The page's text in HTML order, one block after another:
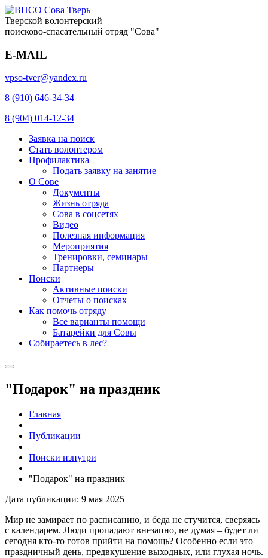
Тверской волонтерский
поисково-спасательный отряд "Сова"
E-MAIL
vpso-tver@yandex.ru
8 (910) 646-34-34
8 (904) 014-12-34
Заявка на поиск
Стать волонтером
Профилактика
Подать заявку на занятие
О Сове
Документы
Жизнь отряда
Сова в соцсетях
Видео
Полезная информация
Мероприятия
Тренировки, семинары
Партнеры
Поиски
Активные поиски
Отчеты о поисках
Как помочь отряду
Все варианты помощи
Батарейки для Совы
Собираетесь в лес?
"Подарок" на праздник
Главная
Публикации
Поиски изнутри
"Подарок" на праздник
Дата публикации: 9 мая 2025
Мир не замирает по расписанию, и беда не стучится, сверяясь
с календарем. Люди пропадают внезапно, не думая – будет ли
сегодня кто-то готов прийти на помощь? Особенно если это
праздничный день, предвкушение выходных, или глухая ночь.